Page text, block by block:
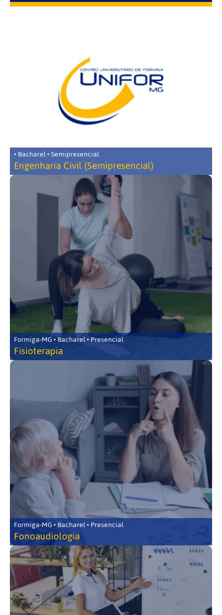
• Bacharel • Semipresencial
Engenharia Civil (Semipresencial)
Formiga-MG • Bacharel • Presencial
Fisioterapia
Formiga-MG • Bacharel • Presencial
Fonoaudiologia